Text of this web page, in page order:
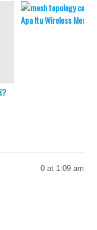
Apa Itu Wireless Mesh?
0 at 1:09 am